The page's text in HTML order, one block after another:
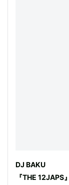
DJ BAKU
『THE 12JAPS』